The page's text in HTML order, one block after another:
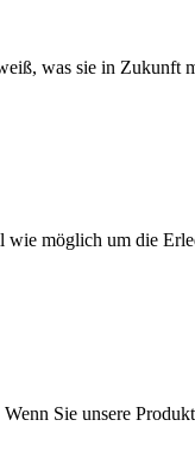
was sie in Zukunft
möglich um die
Sie unsere